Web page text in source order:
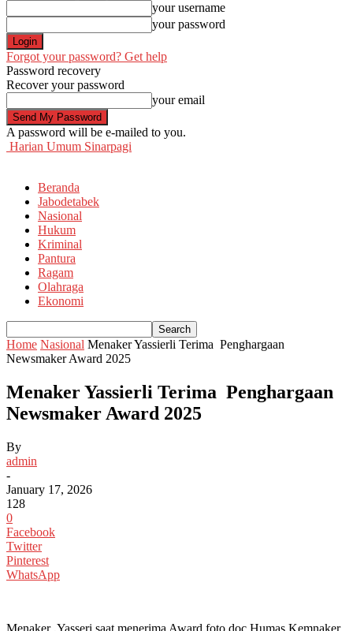
your username
your password
Forgot your password? Get help
Password recovery
Recover your password
your email
A password will be e-mailed to you.
Harian Umum Sinarpagi
Beranda
Jabodetabek
Nasional
Hukum
Kriminal
Pantura
Ragam
Olahraga
Ekonomi
Home Nasional Menaker Yassierli Terima Penghargaan
Newsmaker Award 2025
Menaker Yassierli Terima Penghargaan
Newsmaker Award 2025
By
admin
-
January 17, 2026
128
0
Facebook
Twitter
Pinterest
WhatsApp
Menaker ,Yasseri saat menerima Award.foto doc Humas Kemnaker